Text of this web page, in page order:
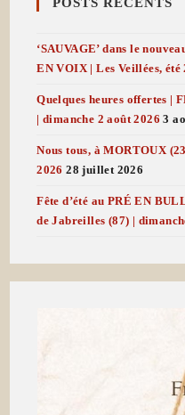
‘SAUVAGE’ dans le
EN VOIX | Les Veillées, été
Quelques heures offertes |
| dimanche 2 août 2026 3
Nous tous, à MORTOUX
2026 28 juillet 2026
Fête d’été au PRÉ EN
de Jabreilles (87) |